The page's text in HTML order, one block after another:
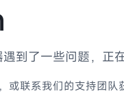
到了一些问题，正
或联系我们的支持团队